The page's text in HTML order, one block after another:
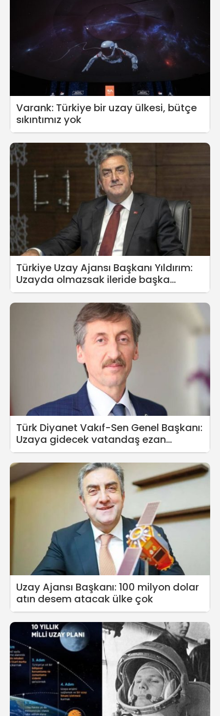
Varank: Türkiye bir uzay ülkesi, bütçe
sıkıntımız yok
Türkiye Uzay Ajansı Başkanı Yıldırım:
Uzayda olmazsak ileride başka
ülkelere bağımlı hale geleceğiz
Türk Diyanet Vakıf-Sen Genel Başkanı:
Uzaya gidecek vatandaş ezan
okusun
Uzay Ajansı Başkanı: 100 milyon dolar
atın desem atacak ülke çok